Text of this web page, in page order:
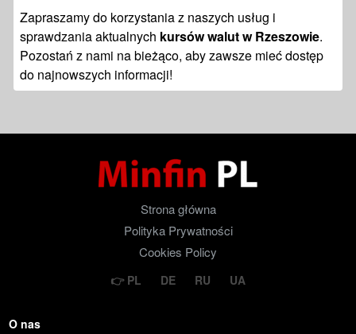
Zapraszamy do korzystania z naszych usług i
sprawdzania aktualnych kursów walut w Rzeszowie.
Pozostań z nami na bieżąco, aby zawsze mieć dostęp
do najnowszych informacji!
Strona główna
Polityka Prywatności
Cookies Policy
PL DE RU UA
O nas